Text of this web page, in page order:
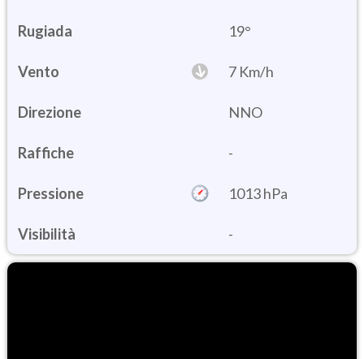
19°
Vento 7 Km/h
Direzione NNO
Raffiche -
Pressione 1013 hPa
Visibilità -